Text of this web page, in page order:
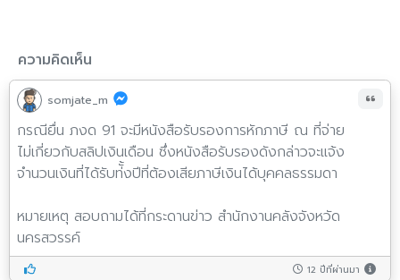
ความคิดเห็น
somjate_m
กรณียื่น ภงด 91 จะมีหนังสือรับรองการหักภาษี ณ ที่จ่าย
ไม่เกี่ยวกับสลิปเงินเดือน ซึ่งหนังสือรับรองดังกล่าวจะแจ้ง
จำนวนเงินที่ได้รับท่ั้งปีที่ต้องเสียภาษีเงินได้บุคคลธรรมดา
หมายเหตุ สอบถามได้ที่กระดานข่าว สำนักงานคลังจังหวัด
นครสวรรค์
12 ปีที่ผ่านมา